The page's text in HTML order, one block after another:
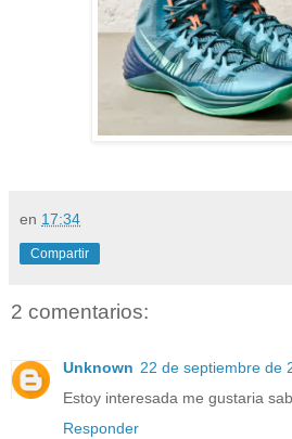
en 17:34
Compartir
2 comentarios:
Unknown 22 de septiembre de
Estoy interesada me gustaria
Responder